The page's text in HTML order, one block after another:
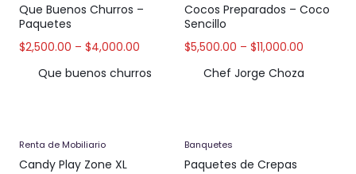
Que Buenos Churros –
Paquetes
$2,500.00 – $4,000.00
Que buenos churros
Cocos Preparados – Coco
Sencillo
$5,500.00 – $11,000.00
Chef Jorge Choza
Renta de Mobiliario
Candy Play Zone XL
Banquetes
Paquetes de Crepas